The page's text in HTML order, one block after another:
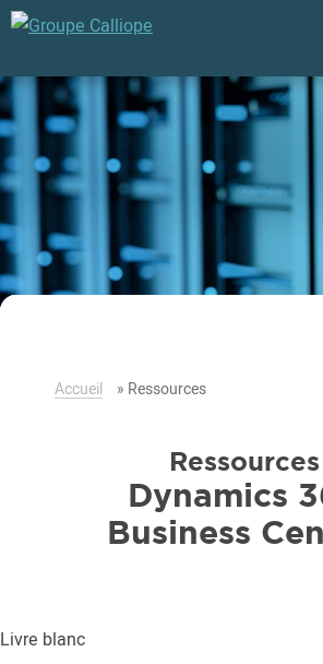
Groupe
Calliope
Accueil » Ressources
Ressources
Dynamics
Business
Livre blanc